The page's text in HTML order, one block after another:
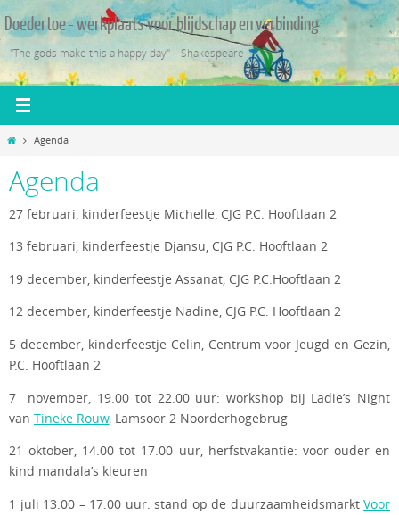
Ga
naar
de
inhoud
Doedertoe - werkplaats voor blijdschap en verbinding
"The gods make this a happy day" – Shakespeare
HomeAgenda
Agenda
27 februari, kinderfeestje Michelle, CJG P.C. Hooftlaan 2
13 februari, kinderfeestje Djansu, CJG P.C. Hooftlaan 2
19 december, kinderfeestje Assanat, CJG P.C.Hooftlaan 2
12 december, kinderfeestje Nadine, CJG P.C. Hooftlaan 2
5 december, kinderfeestje Celin, Centrum voor Jeugd en Gezin,
P.C. Hooftlaan 2
7 november, 19.00 tot 22.00 uur: workshop bij Ladie’s Night
van Tineke Rouw, Lamsoor 2 Noorderhogebrug
21 oktober, 14.00 tot 17.00 uur, herfstvakantie: voor ouder en
kind mandala’s kleuren
1 juli 13.00 – 17.00 uur: stand op de duurzaamheidsmarkt Voor